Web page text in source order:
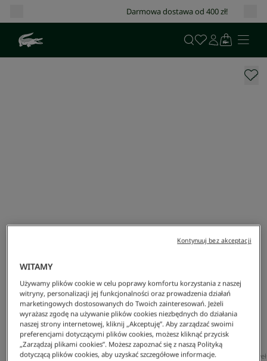
Darmowa dostawa od 400 zł!
Lacoste/Mężczyzna/Odzież/T-Shirty /Męski T-Shirt Z Dekoltem Typu Crew Neck Z
WITAMY
Używamy plików cookie w celu poprawy komfortu korzystania z naszej
witryny, personalizacji jej funkcjonalności oraz prowadzenia działań
marketingowych dostosowanych do Twoich zainteresowań. Jeżeli
wyrażasz zgodę na używanie plików cookies niezbędnych do działania
naszej strony internetowej, kliknij „Akceptuję”. Aby zarządzać swoimi
preferencjami dotyczącymi plików cookies, możesz kliknąć przycisk
„Zarządzaj plikami cookies”. Możesz zapoznać się z naszą Polityką
dotyczącą plików cookies, aby uzyskać szczegółowe informacje.
Kontynuuj bez akceptacji